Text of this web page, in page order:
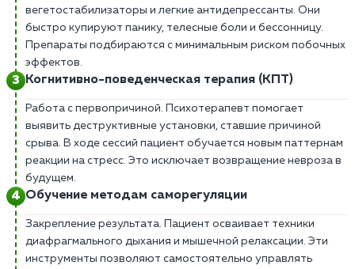
вегетостабилизаторы и легкие антидепрессанты. Они
быстро купируют панику, телесные боли и бессонницу.
Препараты подбираются с минимальным риском побочных
эффектов.
Когнитивно-поведенческая терапия (КПТ)
Работа с первопричиной. Психотерапевт помогает
выявить деструктивные установки, ставшие причиной
срыва. В ходе сессий пациент обучается новым паттернам
реакции на стресс. Это исключает возвращение невроза в
будущем.
Обучение методам саморегуляции
Закрепление результата. Пациент осваивает техники
диафрагмального дыхания и мышечной релаксации. Эти
инструменты позволяют самостоятельно управлять